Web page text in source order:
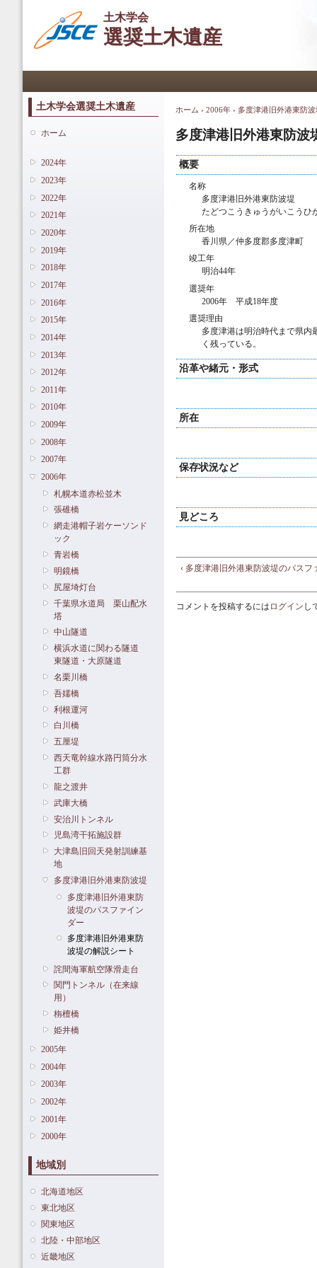
に
移
動
土木学会
選奨土木遺産
土木学会選奨土木遺産
ホーム
2024年
2023年
2022年
2021年
2020年
2019年
2018年
2017年
2016年
2015年
2014年
2013年
2012年
2011年
2010年
2009年
2008年
2007年
2006年
札幌本道赤松並木
張碓橋
網走港帽子岩ケーソンド
ック
青岩橋
明鏡橋
尻屋埼灯台
千葉県水道局 栗山配水
塔
中山隧道
横浜水道に関わる隧道
東隧道・大原隧道
名栗川橋
吾嬬橋
利根運河
白川橋
五厘堤
西天竜幹線水路円筒分水
工群
龍之渡井
武庫大橋
安治川トンネル
児島湾干拓施設群
大津島旧回天発射訓練基
地
多度津港旧外港東防波堤
多度津港旧外港東防
波堤のパスファイン
ダー
多度津港旧外港東防
波堤の解説シート
詫間海軍航空隊滑走台
関門トンネル（在来線
用）
栴檀橋
姫井橋
2005年
2004年
2003年
2002年
2001年
2000年
地域別
北海道地区
東北地区
関東地区
北陸・中部地区
近畿地区
現在地
ホーム › 2006年 › 多度津港旧外港東防波
多度津港旧外港東防波
概要
名称
多度津港旧外港東防波堤
たどつこうきゅうがいこうひ
所在地
香川県／仲多度郡多度津町
竣工年
明治44年
選奨年
2006年 平成18年度
選奨理由
多度津港は明治時代まで県内
く残っている。
沿革や緒元・形式
所在
保存状況など
見どころ
‹ 多度津港旧外港東防波堤のパスフ
コメントを投稿するには ログイン し